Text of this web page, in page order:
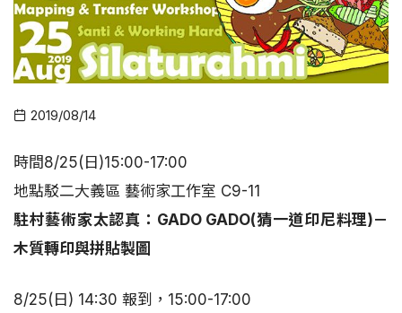
2019/08/14
時間8/25(日)15:00-17:00
地點駁二大義區 藝術家工作室 C9-11
駐村藝術家太認真：GADO GADO(猜一道印尼料理)－
木質轉印與拼貼製圖
8/25(日) 14:30 報到，15:00-17:00